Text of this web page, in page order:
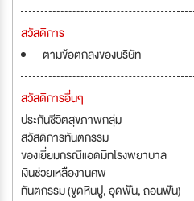
สวัสดิการ
ตามข้อตกลงของบริษัท
สวัสดิการอื่นๆ
ประกันชีวิตสุขภาพกลุ่ม
สวัสดิการทันตกรรม
ของเยี่ยมกรณีแอดมิทโรงพยาบาล
เงินช่วยเหลืองานศพ
ทันตกรรม (ขูดหินปู, อุดฟัน, ถอนฟัน)